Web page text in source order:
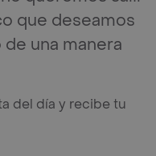
que deseamos
una manera
del día y recibe tu